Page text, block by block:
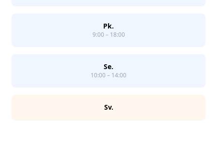
Pk.
9:00 – 18:00
Se.
10:00 – 14:00
Sv.